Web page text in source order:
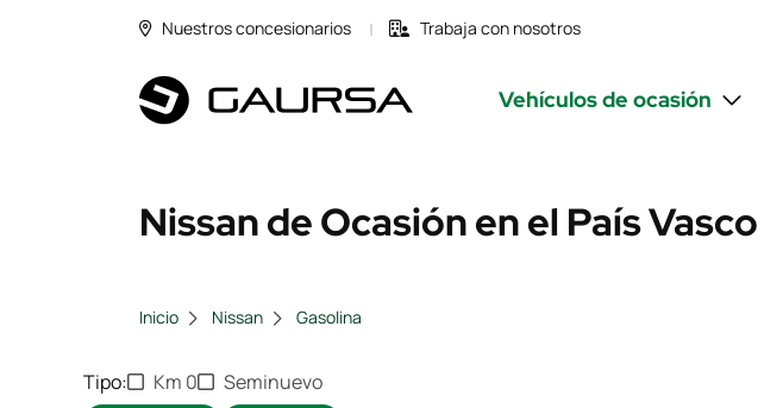
Nuestros concesionarios Trabaja con nosotros
Vehículos de ocasión
Nissan de Ocasión en el País Vasco
Inicio Nissan Gasolina
Tipo Km 0
Seminuevo